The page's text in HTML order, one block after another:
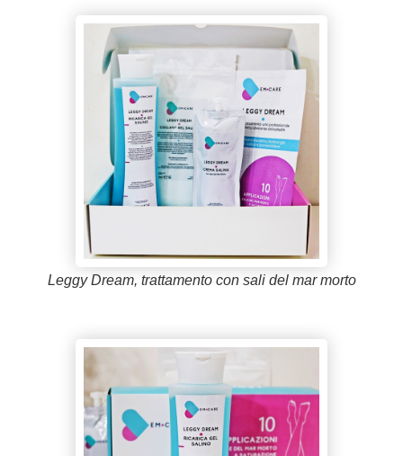
Leggy Dream, trattamento con sali del mar morto